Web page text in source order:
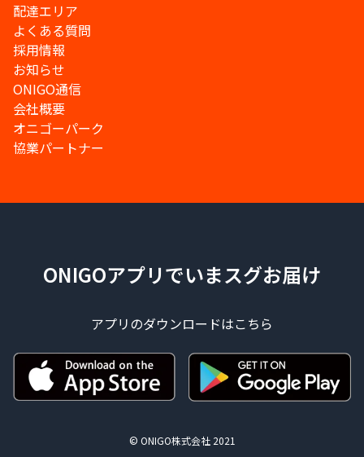
配達エリア
よくある質問
採用情報
お知らせ
ONIGO通信
会社概要
オニゴーパーク
協業パートナー
ONIGOアプリでいまスグお届け
アプリのダウンロードはこちら
© ONIGO株式会社 2021